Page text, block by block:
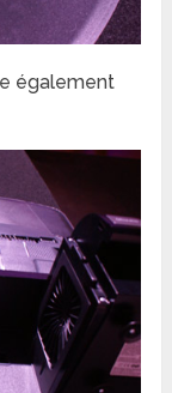
également